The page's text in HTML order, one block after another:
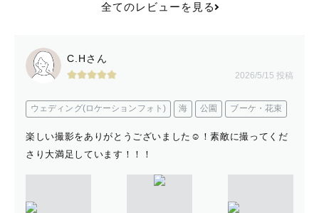
全てのレビューを見る
C.Hさん
2026/5/15 投稿
ウェディング(ロケーションフォト) 海 公園 ブーケ・花束
楽しい撮影をありがとうございました☺️！素敵に撮ってくだ
さり大満足しています！！！